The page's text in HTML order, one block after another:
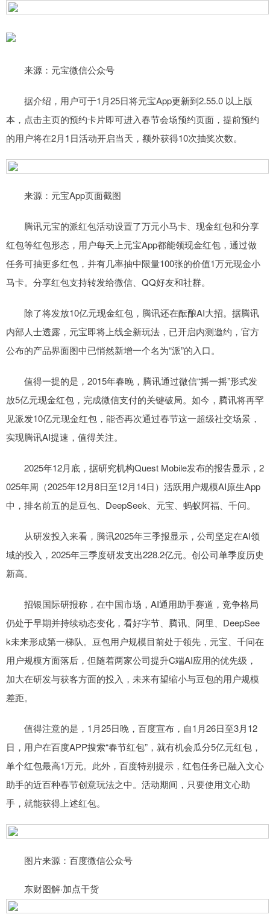
来源：元宝微信公众号
据介绍，用户可于1月25日将元宝App更新到2.55.0 以上版
本，点击主页的预约卡片即可进入春节会场预约页面，提前预约
的用户将在2月1日活动开启当天，额外获得10次抽奖次数。
来源：元宝App页面截图
腾讯元宝的派红包活动设置了万元小马卡、现金红包和分享
红包等红包形态，用户每天上元宝App都能领现金红包，通过做
任务可抽更多红包，并有几率抽中限量100张的价值1万元现金小
马卡。分享红包支持转发给微信、QQ好友和社群。
除了将发放10亿元现金红包，腾讯还在酝酿AI大招。据腾讯
内部人士透露，元宝即将上线全新玩法，已开启内测邀约，官方
公布的产品界面图中已悄然新增一个名为“派”的入口。
值得一提的是，2015年春晚，腾讯通过微信“摇一摇”形式发
放5亿元现金红包，完成微信支付的关键破局。如今，腾讯将再罕
见派发10亿元现金红包，能否再次通过春节这一超级社交场景，
实现腾讯AI提速，值得关注。
2025年12月底，据研究机构Quest Mobile发布的报告显示，2
025年周（2025年12月8日至12月14日）活跃用户规模AI原生App
中，排名前五的是豆包、DeepSeek、元宝、蚂蚁阿福、千问。
从研发投入来看，腾讯2025年三季报显示，公司坚定在AI领
域的投入，2025年三季度研发支出228.2亿元。创公司单季度历史
新高。
招银国际研报称，在中国市场，AI通用助手赛道，竞争格局
仍处于早期并持续动态变化，看好字节、腾讯、阿里、DeepSee
k未来形成第一梯队。豆包用户规模目前处于领先，元宝、千问在
用户规模方面落后，但随着两家公司提升C端AI应用的优先级，
加大在研发与获客方面的投入，未来有望缩小与豆包的用户规模
差距。
值得注意的是，1月25日晚，百度宣布，自1月26日至3月12
日，用户在百度APP搜索“春节红包”，就有机会瓜分5亿元红包，
单个红包最高1万元。此外，百度特别提示，红包任务已融入文心
助手的近百种春节创意玩法之中。活动期间，只要使用文心助
手，就能获得上述红包。
图片来源：百度微信公众号
东财图解·加点干货